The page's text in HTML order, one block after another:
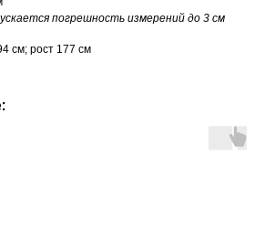
погрешность измерений до 3 см
см; рост 177 см